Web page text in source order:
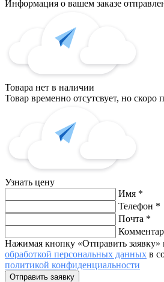
Информация о вашем заказе
Товара нет в наличии
Товар временно отсутсвует, но скоро
Узнать цену
Имя *
Телефон *
Почта *
Нажимая кнопку «Отправить заявку»
обработкой персональных данных в
политикой конфиденциальности